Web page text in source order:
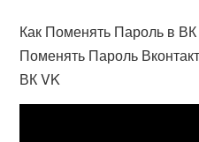
Как Поменять Пароль в
Поменять Пароль
ВК VK